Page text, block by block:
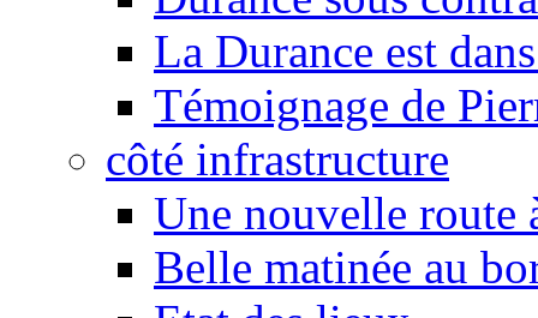
La Durance est
Témoignage de
côté infrastructure
Une nouvelle route
Belle matinée au